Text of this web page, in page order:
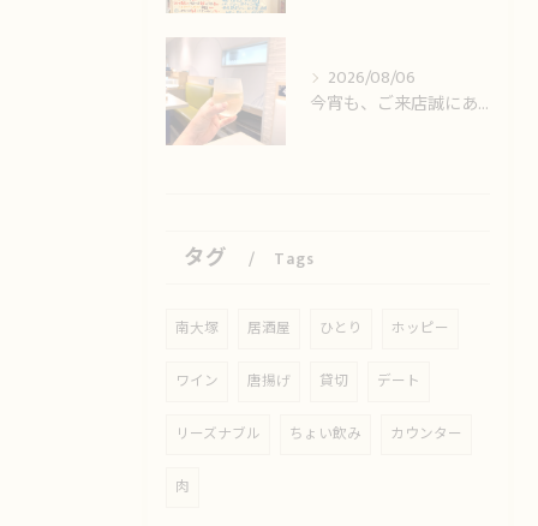
2026/08/06
今宵も、ご来店誠にありがとうございました🙏
タグ Tags
南大塚 居酒屋 ひとり ホッピー
ワイン 唐揚げ 貸切 デート
リーズナブル ちょい飲み カウンター
肉